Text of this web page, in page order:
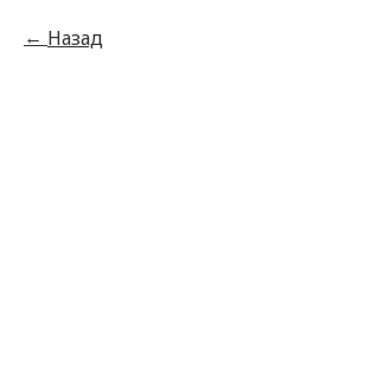
Назад